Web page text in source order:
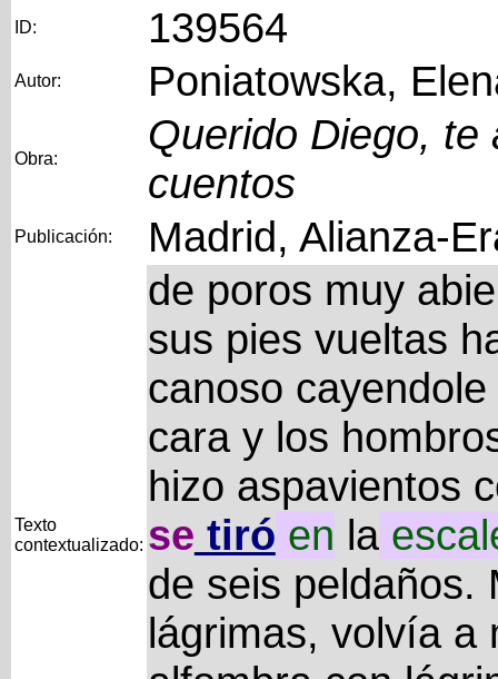
ID: 139564
Autor: Poniatowska,
Obra:
Querido Diego, te
cuentos
Publicación: Madrid, Alianza-
Texto
contextualizado:
de poros muy
sus pies vueltas
canoso
cara y los
hizo aspavientos
se tiró en la
de seis peldaños.
lágrimas, volvía a